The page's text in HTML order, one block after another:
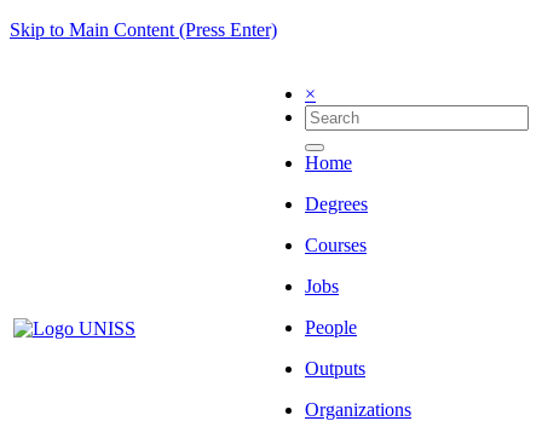
Skip to Main Content (Press Enter)
×
Home
Degrees
Courses
Jobs
People
Outputs
Organizations